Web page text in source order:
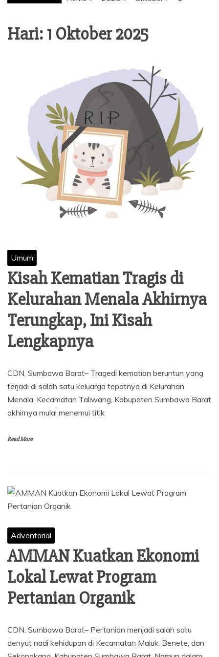
Hari: 1 Oktober 2025
Umum
Kisah Kematian Tragis di
Kelurahan Menala Akhirnya
Terungkap, Ini Kisah
Lengkapnya
CDN, Sumbawa Barat– Tragedi kematian beruntun yang
terjadi di salah satu keluarga tepatnya di Kelurahan
Menala, Kecamatan Taliwang, Kabupaten Sumbawa Barat
akhirnya mulai menemui titik
Read More
Adventorial
AMMAN Kuatkan Ekonomi
Lokal Lewat Program
Pertanian Organik
CDN, Sumbawa Barat– Pertanian menjadi salah satu
denyut nadi kehidupan di Kecamatan Maluk, Benete, dan